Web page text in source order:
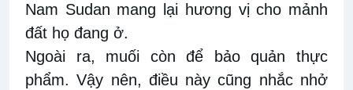
Nam Sudan mang lại hương vị cho mảnh
đất họ đang ở.
Ngoài ra, muối còn để bảo quản thực
phẩm. Vậy nên, điều này cũng nhắc nhở